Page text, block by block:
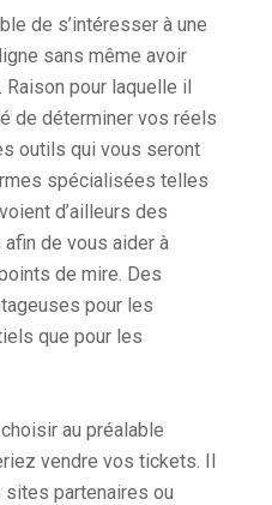
de s’intéresser à une
sans même avoir
pour laquelle il
de déterminer vos réels
outils qui vous seront
spécialisées telles
d’ailleurs des
de vous aider à
de mire. Des
pour les
que pour les
au préalable
vendre vos tickets. Il
sites partenaires ou